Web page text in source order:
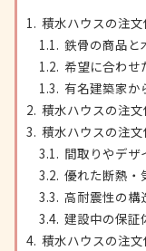
積水ハウスの注
鉄骨の商品と
希望に合わせ
有名建築家か
積水ハウスの注
積水ハウスの注
間取りやデザ
優れた断熱・
高耐震性の構
建設中の保証
積水ハウスの注